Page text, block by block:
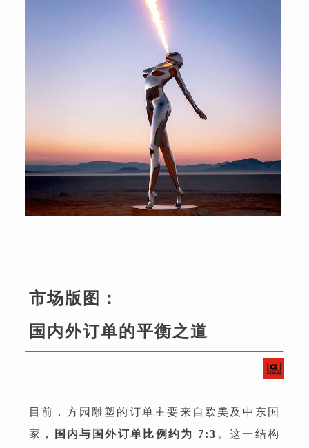
市场版图：
国内外订单的平衡之道
目前，方园雕塑的订单主要来自欧美及中东国
家，
国内与国外订单比例约为 7:3 。这一结构